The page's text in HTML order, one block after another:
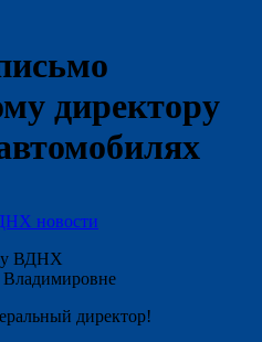
директору
новости
ВДНХ
директор!